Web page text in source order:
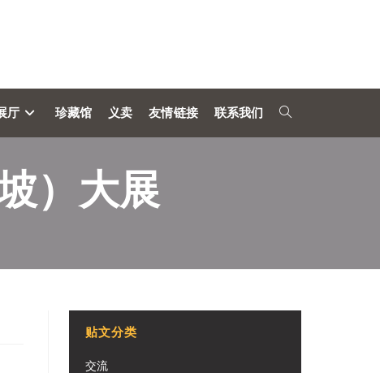
厅 珍藏馆 义卖 友情链接 联系我们
）大展
贴文分类
交流